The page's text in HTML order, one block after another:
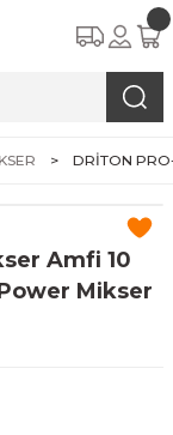
DRİTON
Amfi 10
Mikser